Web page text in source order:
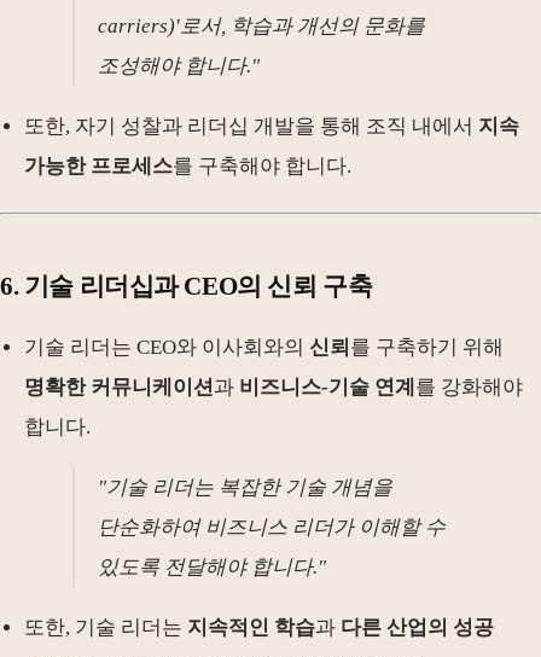
carriers)'로서, 학습과 개선의 문화를
조성해야 합니다."
또한, 자기 성찰과 리더십 개발을 통해 조직 내에서 지속
가능한 프로세스를 구축해야 합니다.
6. 기술 리더십과 CEO의 신뢰 구축
기술 리더는 CEO와 이사회와의 신뢰 를 구축하기 위해
명확한 커뮤니케이션과 비즈니스-기술 연계 를 강화해야
합니다.
"기술 리더는 복잡한 기술 개념을
단순화하여 비즈니스 리더가 이해할 수
있도록 전달해야 합니다."
또한, 기술 리더는 지속적인 학습과 다른 산업의 성공